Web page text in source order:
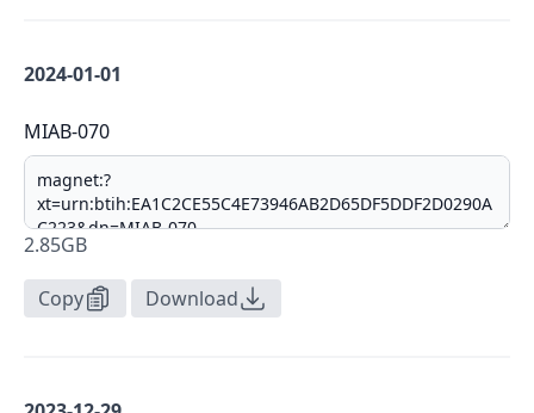
2024-01-01
MIAB-070
2.85GB
Copy Download